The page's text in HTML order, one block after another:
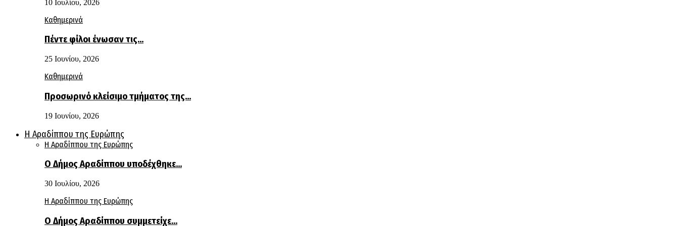
10 Ιουλίου, 2026
Καθημερινά
Πέντε φίλοι ένωσαν τις…
25 Ιουνίου, 2026
Καθημερινά
Προσωρινό κλείσιμο τμήματος της…
19 Ιουνίου, 2026
Η Αραδίππου της Ευρώπης
Η Αραδίππου της Ευρώπης
Ο Δήμος Αραδίππου υποδέχθηκε…
30 Ιουλίου, 2026
Η Αραδίππου της Ευρώπης
Ο Δήμος Αραδίππου συμμετείχε…